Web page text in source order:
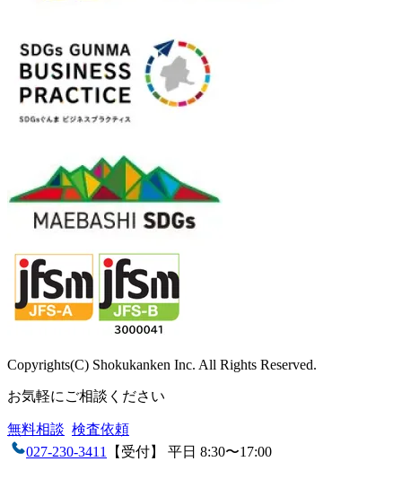
Copyrights(C) Shokukanken Inc. All Rights Reserved.
お気軽にご相談ください
無料相談 検査依頼
027-230-3411
【受付】 平日 8:30〜17:00